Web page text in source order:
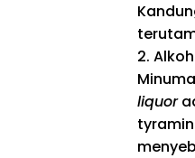
2.
liquor